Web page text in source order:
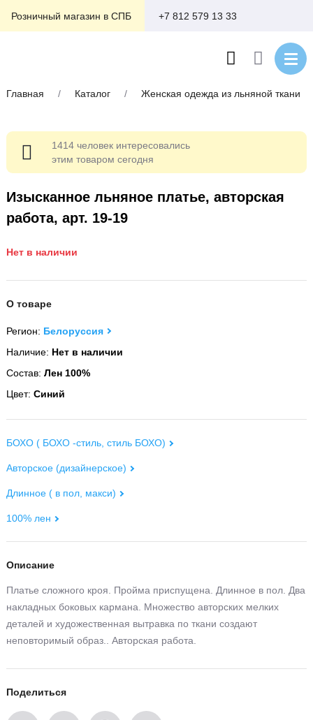
Розничный магазин в СПБ +7 812 579 13 33
Главная / Каталог / Женская одежда из льняной ткани
Изысканное льняное платье, авторская
работа, арт. 19-19
Нет в наличии
О товаре
Регион: Белоруссия
Наличие: Нет в наличии
Состав: Лен 100%
Цвет: Синий
БОХО ( БОХО -стиль, стиль БОХО)
Авторское (дизайнерское)
Длинное ( в пол, макси)
100% лен
Описание
Платье сложного кроя. Пройма приспущена. Длинное в пол. Два
накладных боковых кармана. Множество авторских мелких
деталей и художественная вытравка по ткани создают
неповторимый образ.. Авторская работа.
Поделиться
1414 человек интересовались
этим товаром сегодня